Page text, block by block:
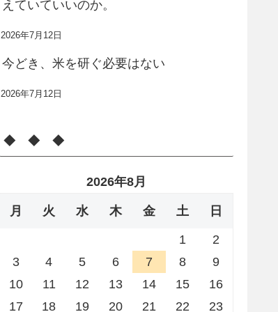
えていていいのか。
2026年7月12日
今どき、米を研ぐ必要はない
2026年7月12日
◆ ◆ ◆
2026年8月
月 火 水 木 金 土 日
1
2
3
4 5 6 7 8
9
10
11 12 13 14 15
16
17
18 19 20 21 22 23